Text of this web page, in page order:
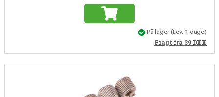
På lager(Lev. 1 dage)
Fragt fra 39 DKK